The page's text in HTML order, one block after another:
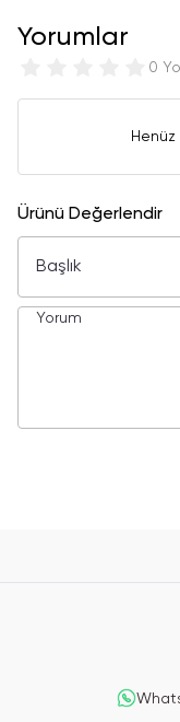
Yorumlar
0
Ürünü Değerlendir